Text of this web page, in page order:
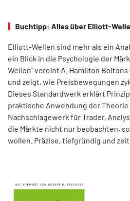
Buchtipp: Alles über Elliott-
Elliott-Wellen sind mehr als ein
ein Blick in die Psychologie der
Wellen“ vereint A. Hamilton
und zeigt, wie Preisbewegungen
Dieses Standardwerk erklärt
praktische Anwendung der
Nachschlagewerk für Trader,
die Märkte nicht nur beobachten,
wollen. Präzise, tiefgründig und